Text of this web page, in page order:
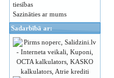
tiesības
Sazināties ar mums
Sadarbībā ar: